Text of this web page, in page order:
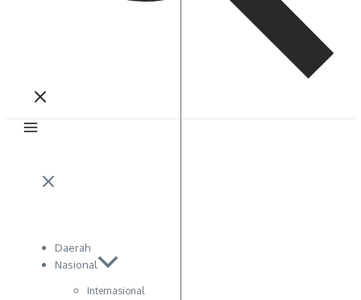
Daerah
Nasional
Internasional